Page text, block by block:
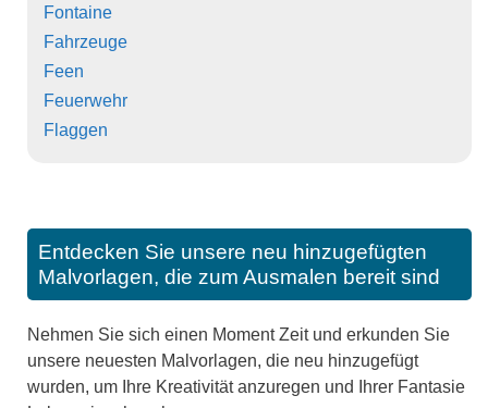
Fontaine
Fahrzeuge
Feen
Feuerwehr
Flaggen
Entdecken Sie unsere neu hinzugefügten
Malvorlagen, die zum Ausmalen bereit sind
Nehmen Sie sich einen Moment Zeit und erkunden Sie
unsere neuesten Malvorlagen, die neu hinzugefügt
wurden, um Ihre Kreativität anzuregen und Ihrer Fantasie